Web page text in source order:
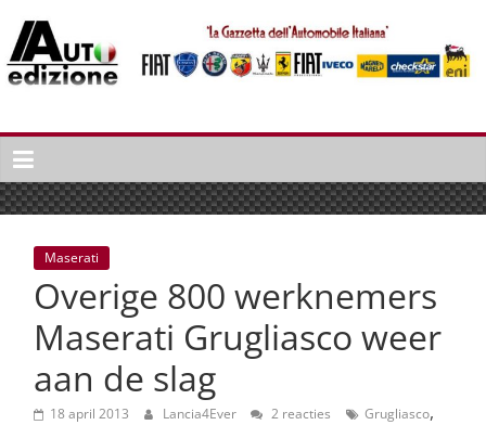
naar
inhoud
Auto
Edizione
La
Gazetta
dell'Automobile
Italiana
Italiaans
autonieuws
lifestyle
Maserati
Overige 800 werknemers
Maserati Grugliasco weer
aan de slag
18 april 2013 Lancia4Ever 2 reacties Grugliasco,